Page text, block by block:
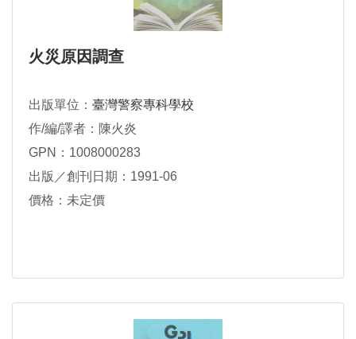
火災原因調查
出版單位： 臺灣警察專科學校
作/編/譯者：陳火炎
GPN：1008000283
出版／創刊日期：1991-06
價格：未定價